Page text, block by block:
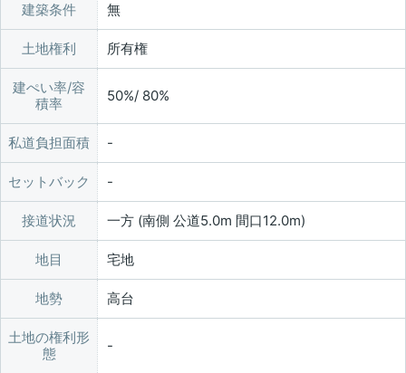
建築条件 無
土地権利 所有権
建ぺい率/容
積率
50%/ 80%
私道負担面積
セットバック
接道状況 一方 (南側 公道5.0m 間口12.0m)
地目 宅地
地勢 高台
土地の権利形
態